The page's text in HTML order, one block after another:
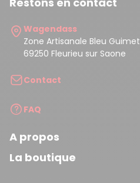
Wagendass
Zone Artisanale Bleu Guimet
69250 Fleurieu sur Saone
Contact
FAQ
A propos
La boutique